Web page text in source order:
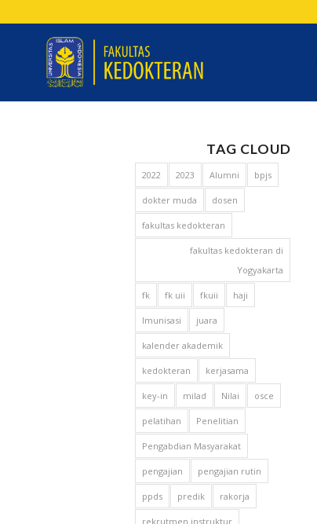
TAG CLOUD
2022 2023 Alumni bpjs
dokter muda dosen
fakultas kedokteran
fakultas kedokteran di
Yogyakarta
fk fk uii fkuii haji
Imunisasi juara
kalender akademik
kedokteran kerjasama
key-in milad Nilai osce
pelatihan Penelitian
Pengabdian Masyarakat
pengajian pengajian rutin
ppds predik rakorja
rekrutmen instruktur